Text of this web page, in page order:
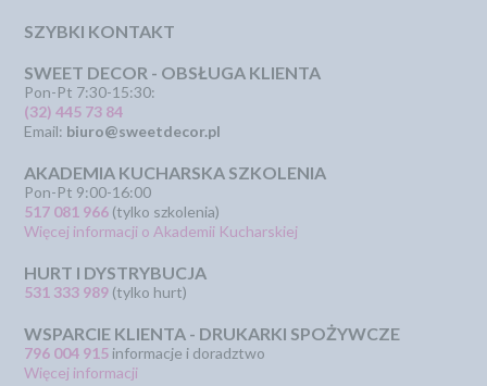
SZYBKI KONTAKT
SWEET DECOR - OBSŁUGA KLIENTA
Pon-Pt 7:30-15:30:
(32) 445 73 84
Email: biuro@sweetdecor.pl
AKADEMIA KUCHARSKA SZKOLENIA
Pon-Pt 9:00-16:00
517 081 966 (tylko szkolenia)
Więcej informacji o Akademii Kucharskiej
HURT I DYSTRYBUCJA
531 333 989 (tylko hurt)
WSPARCIE KLIENTA - DRUKARKI SPOŻYWCZE
796 004 915 informacje i doradztwo
Więcej informacji